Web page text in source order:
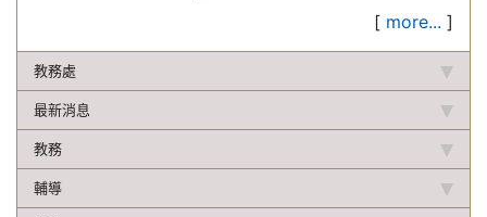
[ more... ]
教務處
最新消息
教務
輔導